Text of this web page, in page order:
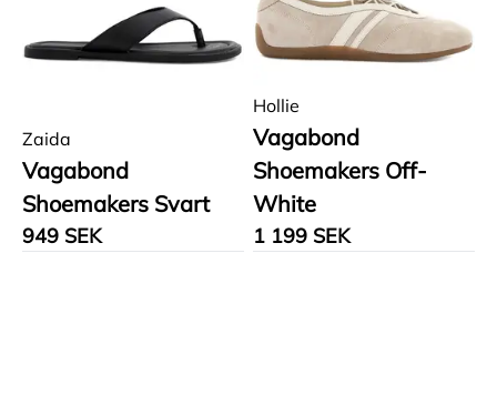
Zaida
Vagabond
Shoemakers Svart
949 SEK
Hollie
Vagabond
Shoemakers Off-
White
1 199 SEK